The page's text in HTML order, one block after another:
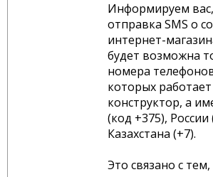
Информируем вас,
отправка SMS о
интернет-
будет возможна
номера
которых
конструктор, а
(код +375), России
Казахстана (+7).
Это связано с